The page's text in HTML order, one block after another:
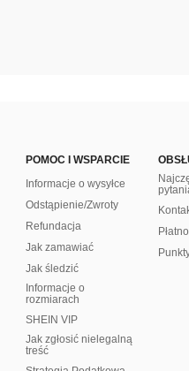
POMOC I WSPARCIE
Informacje o wysyłce
Odstąpienie/Zwroty
Refundacja
Jak zamawiać
Jak śledzić
Informacje o
rozmiarach
SHEIN VIP
Jak zgłosić nielegalną
treść